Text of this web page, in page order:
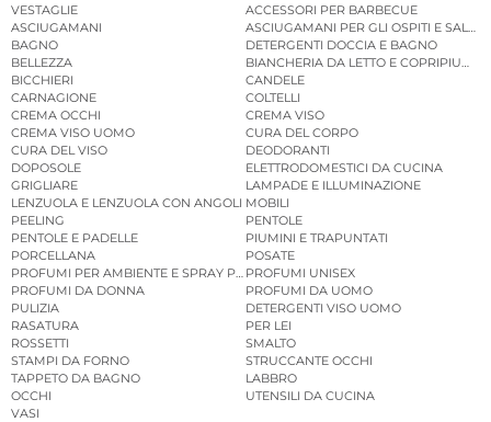
VESTAGLIE
ACCESSORI PER BARBECUE
ASCIUGAMANI
ASCIUGAMANI PER GLI OSPITI E
BAGNO
DETERGENTI DOCCIA E BAGNO
BELLEZZA
BIANCHERIA DA LETTO E COPRIPIUMINI
BICCHIERI
CANDELE
CARNAGIONE
COLTELLI
CREMA OCCHI
CREMA VISO
CREMA VISO UOMO
CURA DEL CORPO
CURA DEL VISO
DEODORANTI
DOPOSOLE
ELETTRODOMESTICI DA CUCINA
GRIGLIARE
LAMPADE E ILLUMINAZIONE
LENZUOLA E LENZUOLA CON ANGOLI MOBILI
PEELING
PENTOLE
PENTOLE E PADELLE
PIUMINI E TRAPUNTATI
PORCELLANA
POSATE
PROFUMI PER AMBIENTE E SPRAY PER AMBIENTE
PROFUMI UNISEX
PROFUMI DA DONNA
PROFUMI DA UOMO
PULIZIA
DETERGENTI VISO UOMO
RASATURA
PER LEI
ROSSETTI
SMALTO
STAMPI DA FORNO
STRUCCANTE OCCHI
TAPPETO DA BAGNO
LABBRO
OCCHI
UTENSILI DA CUCINA
VASI